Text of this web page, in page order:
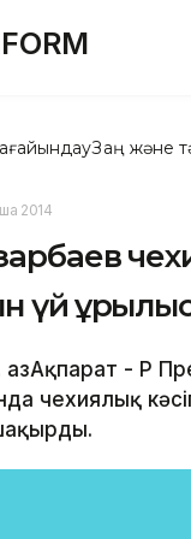
Заң және
2014
үй
- ҚР
чехиялық